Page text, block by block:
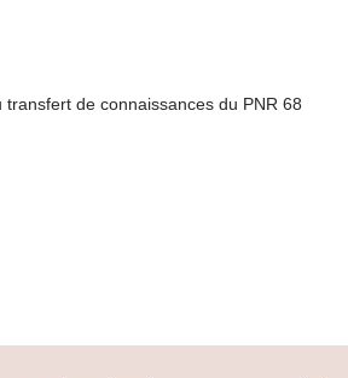
transfert de connaissances du PNR 68